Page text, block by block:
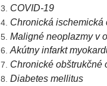
Chronická
Maligné
Akútny infarkt
Chronické
Diabetes